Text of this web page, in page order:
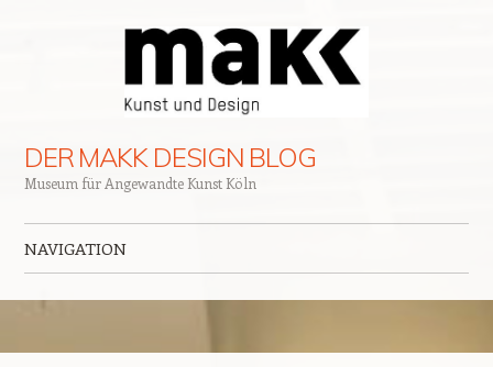
DER MAKK DESIGN BLOG
Museum für Angewandte Kunst Köln
NAVIGATION